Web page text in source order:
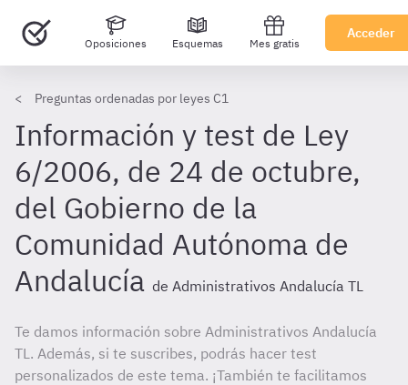
Oposiciones Esquemas Mes gratis
Acceder
Preguntas ordenadas por leyes C1
Información y test de Ley
6/2006, de 24 de octubre,
del Gobierno de la
Comunidad Autónoma de
Andalucía de Administrativos Andalucía TL
Te damos información sobre Administrativos Andalucía
TL. Además, si te suscribes, podrás hacer test
personalizados de este tema. ¡También te facilitamos